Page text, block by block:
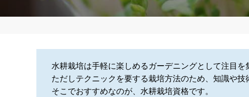
水耕栽培は手軽に楽しめるガーデニングとして注目を
ただしテクニックを要する栽培方法のため、知識や技
そこでおすすめなのが、水耕栽培資格です。